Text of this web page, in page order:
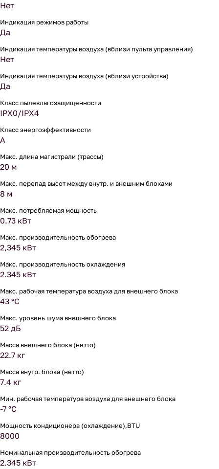
Нет
Индикация режимов работы
Да
Индикация температуры воздуха (вблизи пульта управления)
Нет
Индикация температуры воздуха (вблизи устройства)
Да
Класс пылевлагозащищенности
IPX0/IPX4
Класс энергоэффективности
A
Макс. длина магистрали (трассы)
20 м
Макс. перепад высот между внутр. и внешним блоками
8 м
Макс. потребляемая мощность
0.73 кВт
Макс. производительность обогрева
2,345 кВт
Макс. производительность охлаждения
2.345 кВт
Макс. рабочая температура воздуха для внешнего блока
43 °С
Макс. уровень шума внешнего блока
52 дБ
Масса внешнего блока (нетто)
22.7 кг
Масса внутр. блока (нетто)
7.4 кг
Мин. рабочая температура воздуха для внешнего блока
-7 °С
Мощность кондиционера (охлаждение),BTU
8000
Номинальная производительность обогрева
2.345 кВт